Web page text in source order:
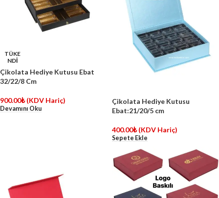
TÜKE
NDİ
Çikolata Hediye Kutusu Ebat
32/22/8 Cm
900.00₺ (KDV Hariç)
Devamını Oku
Çikolata Hediye Kutusu
Ebat:21/20/5 cm
400.00₺ (KDV Hariç)
Sepete Ekle